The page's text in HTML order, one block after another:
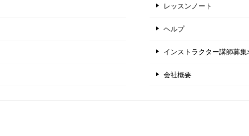
レッスンノート
ヘルプ
インストラクター講師募集
会社概要